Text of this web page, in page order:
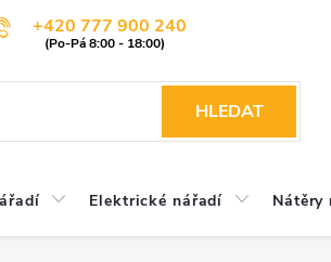
+420 777 900 240
HLEDAT
Elektrické nářadí Nátěry